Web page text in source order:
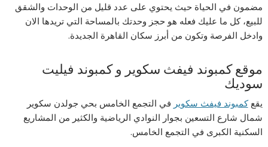
مضمون في الحياة حيث يحتوي على عدد قليل من الوحدات والشقق
للبيع، كل ما عليك فعله هو حجز وحدتك بالمساحة التي تريدها الان
وادخل الفرصة وتكون من أبرز سكان القاهرة الجديدة.
موقع كمبوند فيفث سكوير و كمبوند فيليت
سوديك
يقعكمبوند فيفث سكوير في التجمع الخامس بحي جولدن سكوير
شمال شارع التسعين بجوار النوادي الرياضية والكثير من المشاريع
السكنية الكبرى في التجمع الخامس.